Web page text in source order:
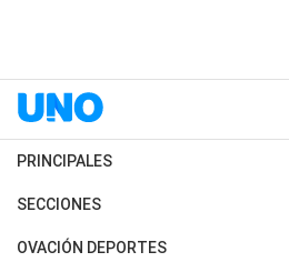
PRINCIPALES
Últimas Noticias
Política
SECCIONES
Horóscopo
OVACIÓN DEPORTES